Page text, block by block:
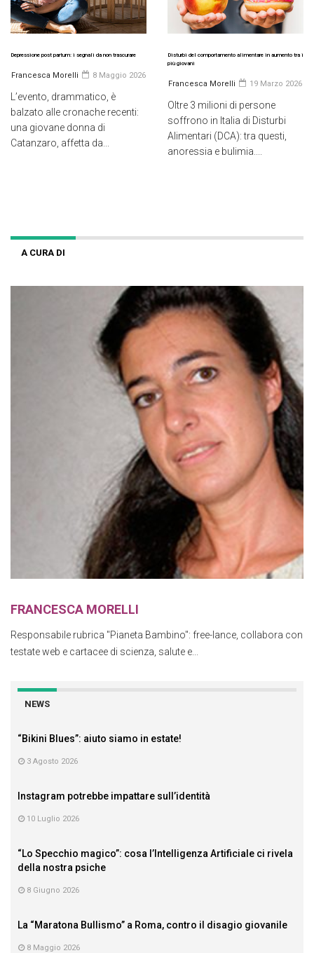
Depressione post partum: i segnali da non trascurare
Francesca Morelli 8 Maggio 2026
L’evento, drammatico, è
balzato alle cronache recenti:
una giovane donna di
Catanzaro, affetta da...
Disturbi del comportamento alimentare in aumento tra i
più giovani
Francesca Morelli 19 Marzo 2026
Oltre 3 milioni di persone
soffrono in Italia di Disturbi
Alimentari (DCA): tra questi,
anoressia e bulimia....
A CURA DI
FRANCESCA MORELLI
Responsabile rubrica "Pianeta Bambino": free-lance, collabora con
testate web e cartacee di scienza, salute e...
NEWS
“Bikini Blues”: aiuto siamo in estate!
3 Agosto 2026
Instagram potrebbe impattare sull’identità
10 Luglio 2026
“Lo Specchio magico”: cosa l’Intelligenza Artificiale ci rivela
della nostra psiche
8 Giugno 2026
La “Maratona Bullismo” a Roma, contro il disagio giovanile
8 Maggio 2026